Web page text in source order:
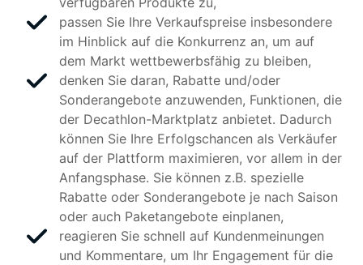
passen Sie Ihre Verkaufspreise insbesondere
im Hinblick auf die Konkurrenz an, um auf
dem Markt wettbewerbsfähig zu bleiben,
denken Sie daran, Rabatte und/oder
Sonderangebote anzuwenden, Funktionen, die
der Decathlon-Marktplatz anbietet. Dadurch
können Sie Ihre Erfolgschancen als Verkäufer
auf der Plattform maximieren, vor allem in der
Anfangsphase. Sie können z.B. spezielle
Rabatte oder Sonderangebote je nach Saison
oder auch Paketangebote einplanen,
reagieren Sie schnell auf Kundenmeinungen
und Kommentare, um Ihr Engagement für die